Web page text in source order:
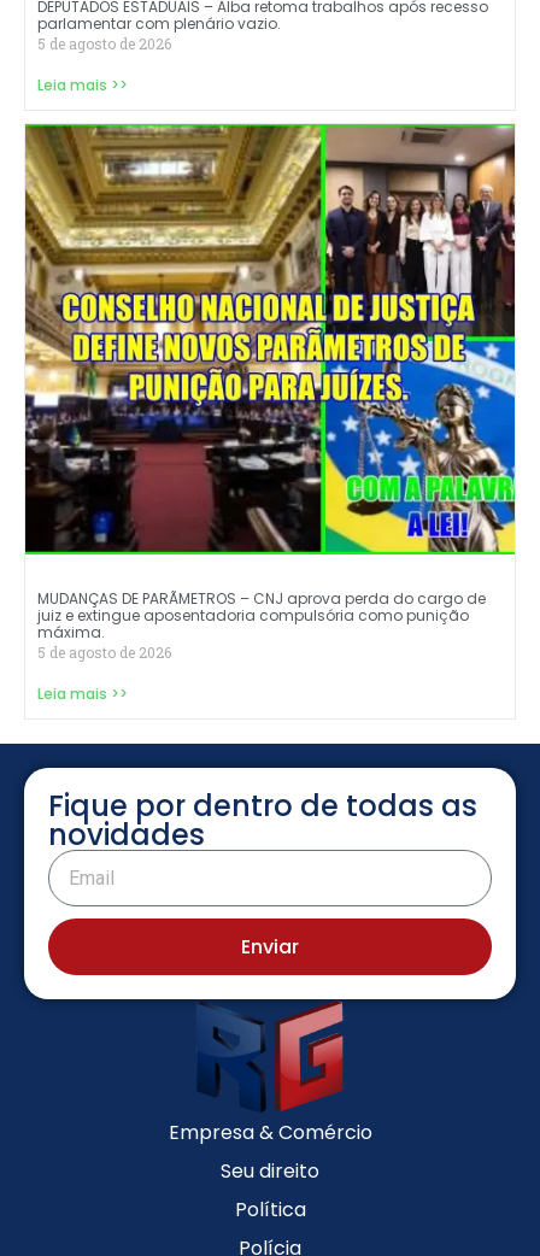
DEPUTADOS ESTADUAIS – Alba retoma trabalhos após recesso
parlamentar com plenário vazio.
5 de agosto de 2026
Leia mais >>
MUDANÇAS DE PARÃMETROS – CNJ aprova perda do cargo de
juiz e extingue aposentadoria compulsória como punição
máxima.
5 de agosto de 2026
Leia mais >>
Fique por dentro de todas as
novidades
Enviar
Empresa & Comércio
Seu direito
Política
Polícia